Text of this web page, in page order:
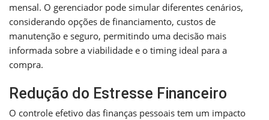
mensal. O gerenciador pode simular diferentes cenários,
considerando opções de financiamento, custos de
manutenção e seguro, permitindo uma decisão mais
informada sobre a viabilidade e o timing ideal para a
compra.
Redução do Estresse Financeiro
O controle efetivo das finanças pessoais tem um impacto